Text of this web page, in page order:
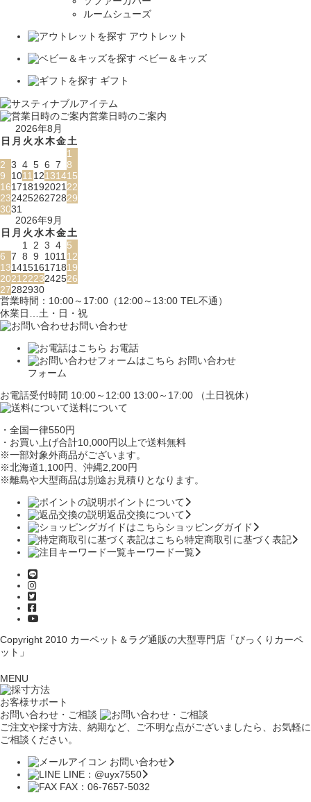
ルームシューズ
アウトレット
ベビー＆キッズ
ギフト
営業日時のご案内
2026年8月
日 月 火水木金土
1
2 3 4 5 6 7 8
9
101112131415
16171819202122
23242526272829
3031
2026年9月
日 月 火水木金土
1 2 3 4 5
6 7 8 9 101112
13141516171819
20212223242526
27282930
営業時間：10:00～17:00（12:00～13:00 TEL不通）
休業日…土・日・祝
お問い合わせ
お電話
お問い合わせ
フォーム
お電話受付時間 10:00～12:00 13:00～17:00 （土日祝休）
送料について
・全国一律550円
・お買い上げ合計10,000円 以上で送料無料
※一部対象外商品がございます。
※北海道1,100円、沖縄2,200円
※離島や大型商品は別途お見積りとなります。
ポイントについて
返品交換について
ショッピングガイド
特定商取引に基づく表記
キーワード一覧
Copyright 2010 カーペット＆ラグ通販の大型専門店「びっくりカーペ
ット」
MENU
お客様サポート
お問い合わせ・ご相談
ご注文や採寸方法、納期など、ご不明な点がございましたら、お気軽に
ご相談ください。
お問い合わせ
LINE：@uyx7550
FAX：06-7657-5032